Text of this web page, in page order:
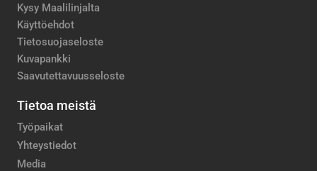
Kysy Maalilinjalta
Käyttöehdot
Tietosuojaseloste
Kuvapankki
Saavutettavuusseloste
Tietoa meistä
Työpaikat
Yhteystiedot
Media